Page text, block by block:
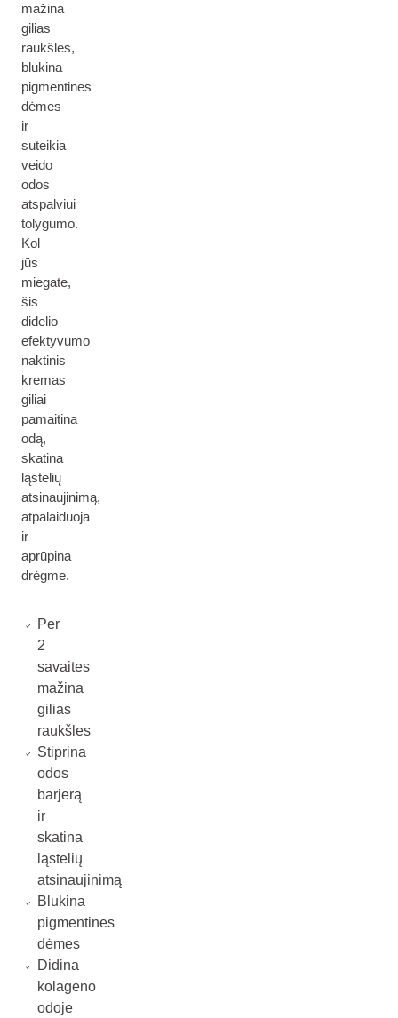
mažina
gilias
raukšles,
blukina
pigmentines
dėmes
ir
suteikia
veido
odos
atspalviui
tolygumo.
Kol
jūs
miegate,
šis
didelio
efektyvumo
naktinis
kremas
giliai
pamaitina
odą,
skatina
ląstelių
atsinaujinimą,
atpalaiduoja
ir
aprūpina
drėgme.
Per
2
savaites
mažina
gilias
raukšles
Stiprina
odos
barjerą
ir
skatina
ląstelių
atsinaujinimą
Blukina
pigmentines
dėmes
Didina
kolageno
odoje